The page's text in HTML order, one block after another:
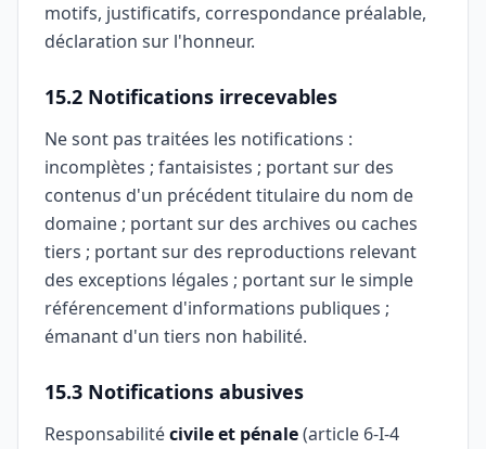
motifs, justificatifs, correspondance préalable,
déclaration sur l'honneur.
15.2 Notifications irrecevables
Ne sont pas traitées les notifications :
incomplètes ; fantaisistes ; portant sur des
contenus d'un précédent titulaire du nom de
domaine ; portant sur des archives ou caches
tiers ; portant sur des reproductions relevant
des exceptions légales ; portant sur le simple
référencement d'informations publiques ;
émanant d'un tiers non habilité.
15.3 Notifications abusives
Responsabilitécivile et pénale(article 6-I-4